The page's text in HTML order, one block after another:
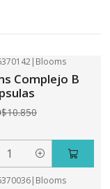
| Blooms
Complejo B
$10.850
| Blooms